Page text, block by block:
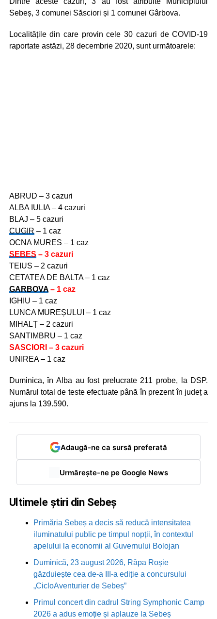
Sebeș, 3 comunei Săsciori și 1 comunei Gârbova.
Localitățile din care provin cele 30 cazuri de COVID-19
raportate astăzi, 28 decembrie 2020, sunt următoarele:
ABRUD – 3 cazuri
ALBA IULIA – 4 cazuri
BLAJ – 5 cazuri
CUGIR – 1 caz
OCNA MURES – 1 caz
SEBES – 3 cazuri
TEIUS – 2 cazuri
CETATEA DE BALTA – 1 caz
GARBOVA– 1 caz
IGHIU – 1 caz
LUNCA MUREȘULUI – 1 caz
MIHALȚ – 2 cazuri
SANTIMBRU – 1 caz
SASCIORI – 3 cazuri
UNIREA – 1 caz
Duminica, în Alba au fost prelucrate 211 probe, la DSP.
Numărul total de teste efectuate până în prezent în județ a
ajuns la 139.590.
Adaugă-ne ca sursă preferată
Urmărește-ne pe Google News
Ultimele știri din Sebeș
Primăria Sebeș a decis să reducă intensitatea
iluminatului public pe timpul nopții, în contextul
apelului la economii al Guvernului Bolojan
Duminică, 23 august 2026, Râpa Roșie
găzduiește cea de-a III-a ediție a concursului
„CicloAventurier de Sebeș”
Primul concert din cadrul String Symphonic Camp
2026 a adus emoție și aplauze la Sebeș